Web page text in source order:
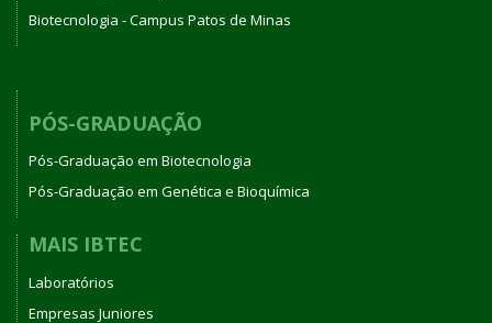
Biotecnologia - Campus Patos de Minas
PÓS-GRADUAÇÃO
Pós-Graduação em Biotecnologia
Pós-Graduação em Genética e Bioquímica
MAIS IBTEC
Laboratórios
Empresas Juniores